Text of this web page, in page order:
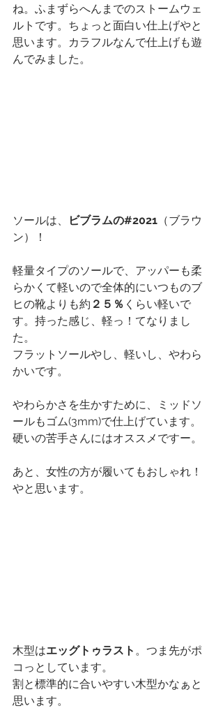
ね。ふまずらへんまでのストームウェ
ルトです。ちょっと面白い仕上げやと
思います。カラフルなんで仕上げも遊
んでみました。
ソールは、 ビブラムの#2021 （ブラウ
ン）！
軽量タイプのソールで、アッパーも柔
らかくて軽いので全体的にいつものブ
ヒの靴よりも約 ２５％ くらい軽いで
す。持った感じ、軽っ！てなりまし
た。
フラットソールやし、軽いし、やわら
かいです。
やわらかさを生かすために、ミッドソ
ールもゴム(3mm)で仕上げています。
硬いの苦手さんにはオススメですー。
あと、女性の方が履いてもおしゃれ！
やと思います。
木型はエッグトゥラスト 。つま先がポ
コっとしています。
割と標準的に合いやすい木型かなぁと
思います。